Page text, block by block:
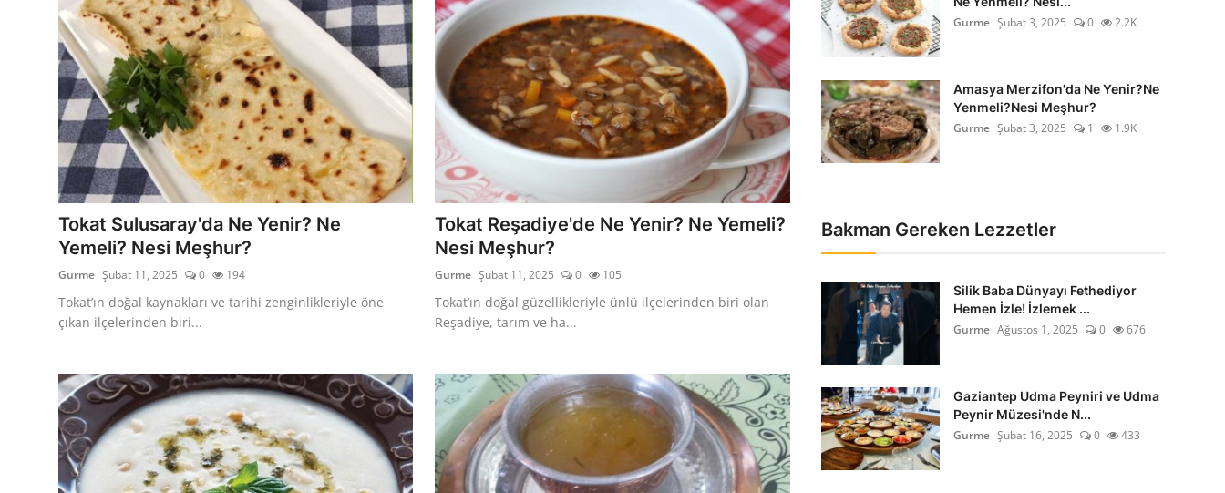
Yöresel Tarifler & Ev Yemekleri
Gıda Güvenliği & Sağlık
İçecek Kültürü & Rehberleri
Popüler Kültür & Mutfak Tarihi
Mutfak Temizliği & Pratik Bilgiler
Anne & Bebek Beslenmesi
Mutfak Sırları & Teknikler
Gıda Sözlüğü & Nedir?
Yemek Tarifleri & Menüler
Tokat Sulusaray'da Ne Yenir? Ne
Yemeli? Nesi Meşhur?
Gurme Şubat 11, 2025 0 194
Tokat’ın doğal kaynakları ve tarihi zenginlikleriyle öne
çıkan ilçelerinden biri...
Tokat Reşadiye'de Ne Yenir? Ne Yemeli?
Nesi Meşhur?
Gurme Şubat 11, 2025 0 105
Tokat’ın doğal güzellikleriyle ünlü ilçelerinden biri olan
Reşadiye, tarım ve ha...
Gurme Şubat 3, 2025 0 2.2K
Amasya Merzifon'da Ne Yenir?Ne
Yenmeli?Nesi Meşhur?
Gurme Şubat 3, 2025 1 1.9K
Bakman Gereken Lezzetler
Silik Baba Dünyayı Fethediyor
Hemen İzle! İzlemek ...
Gurme Ağustos 1, 2025 0 676
Gaziantep Udma Peyniri ve Udma
Peynir Müzesi'nde N...
Gurme Şubat 16, 2025 0 433